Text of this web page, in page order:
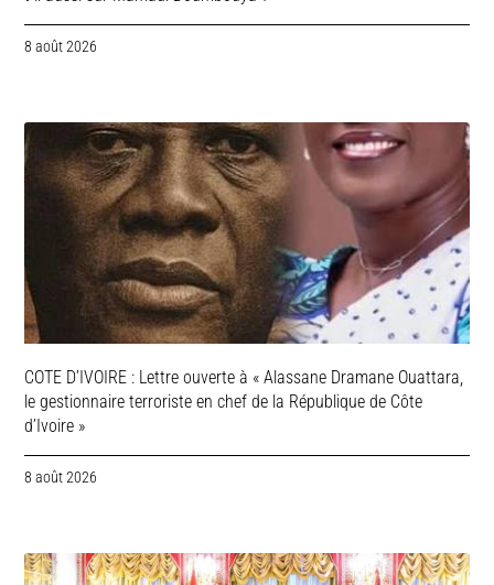
8 août 2026
COTE D’IVOIRE : Lettre ouverte à « Alassane Dramane Ouattara,
le gestionnaire terroriste en chef de la République de Côte
d’Ivoire »
8 août 2026